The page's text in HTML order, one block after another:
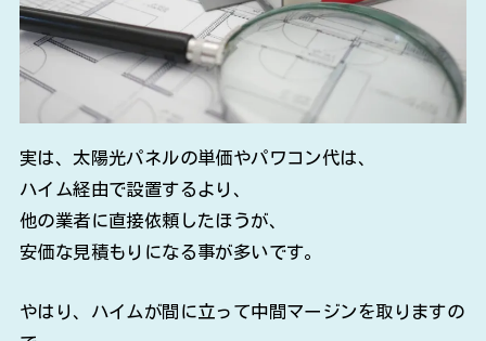
実は、太陽光パネルの単価やパワコン代は、
ハイム経由で設置するより、
他の業者に直接依頼したほうが、
安価な見積もりになる事が多いです。
やはり、ハイムが間に立って中間マージンを取りますの